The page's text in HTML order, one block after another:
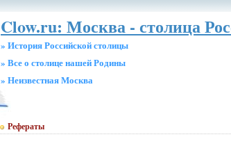
Clow.ru: Москва - столица
» История Российской столицы
» Все о столице нашей Родины
» Неизвестная Москва
Рефераты